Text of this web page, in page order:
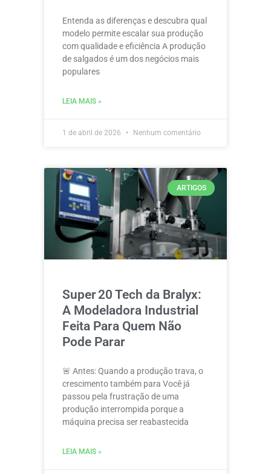
Entenda as diferenças e descubra qual
modelo permite escalar sua produção
com qualidade e eficiência A produção
de salgados é um dos negócios mais
populares
LEIA MAIS »
1 de abril de 2026 Nenhum comentário
ARTIGOS
Super 20 Tech da Bralyx:
A Modeladora Industrial
Feita Para Quem Não
Pode Parar
🚨 Antes: Quando a produção trava, o
crescimento também para Você já
passou pela frustração de uma
produção interrompida porque a
máquina precisa ser reabastecida
LEIA MAIS »